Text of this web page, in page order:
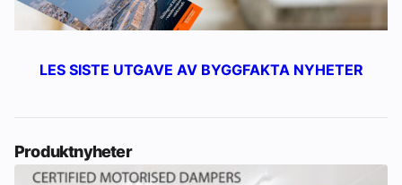
LES SISTE UTGAVE AV BYGGFAKTA NYHETER
Produktnyheter